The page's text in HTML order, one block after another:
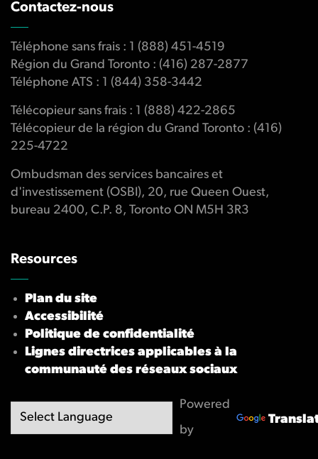
Contactez-nous
Téléphone sans frais : 1 (888) 451-4519
Région du Grand Toronto : (416) 287-2877
Téléphone ATS : 1 (844) 358-3442
Télécopieur sans frais : 1 (888) 422-2865
Télécopieur de la région du Grand Toronto : (416)
225-4722
Ombudsman des services bancaires et
d'investissement (OSBI), 20, rue Queen Ouest,
bureau 2400, C.P. 8, Toronto ON M5H 3R3
Resources
Plan du site
Accessibilité
Politique de confidentialité
Lignes directrices applicables à la
communauté des réseaux sociaux
Powered
by